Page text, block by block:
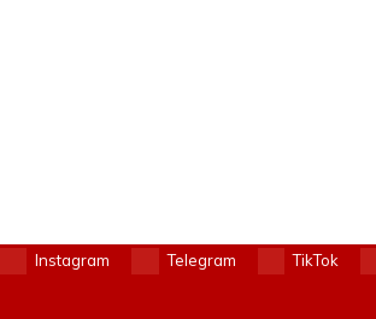
Instagram Telegram TikTok